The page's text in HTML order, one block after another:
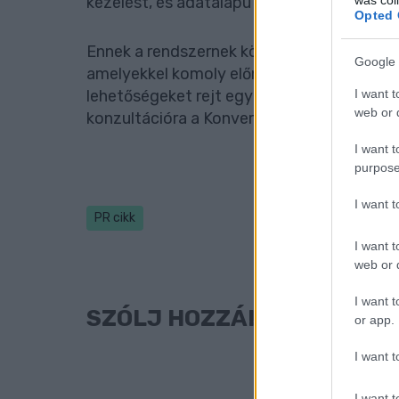
Opted
Google
I want
web or
I want
I want
I want
web or
I want
or app.
I want
Ennek a rendszernek köszönhetően a
amelyekkel komoly előnyökre tehet szert
lehetőségeket rejt egy CDP a
konzultációra a Konverzió Mester oldalán.
PR cikk
SZÓLJ HOZZÁ!